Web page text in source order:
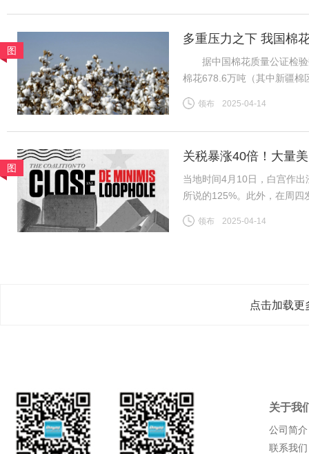
图
多重压力之下 我国棉
据中国棉花质量公证检验
棉花678.6万吨（其中新疆棉
新疆/全国棉花公检总量已基
领布 2025-04-14
图
关税暴涨40倍！大量
当地时间4月10日，白宫作
所说的125%。此外，在周
到了120%；5月2日至6月1
领布 2025-04-14
点击加载更
关于我
公司简介
联系我们